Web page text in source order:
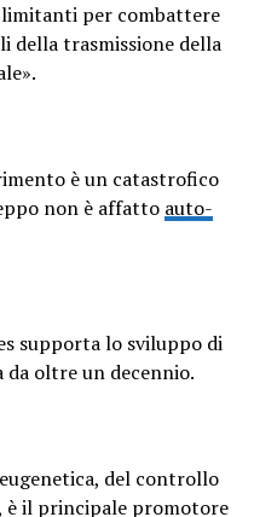
per combattere
della trasmissione della
è un catastrofico
non è affatto auto-
supporta lo sviluppo di
oltre un decennio.
del controllo
è il principale promotore